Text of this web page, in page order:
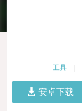
工具
安卓下载